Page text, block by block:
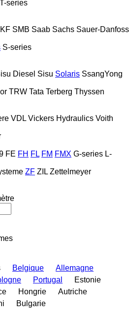
T-series
SMB Saab Sachs Sauer-Danfoss
S-series
Diesel Sisu Solaris SsangYong
TRW Tata Terberg Thyssen
VDL Vickers Hydraulics Voith
FE FH FL FM FMX G-series L-
ZF ZIL Zettelmeyer
Belgique
Allemagne
Portugal
Estonie
Hongrie
Autriche
Bulgarie